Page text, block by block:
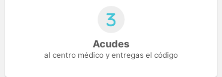
Acudes
al centro médico y entregas el código